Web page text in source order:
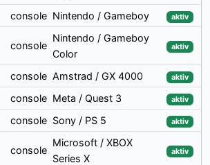
console Nintendo / Gameboy aktiv
console
Nintendo / Gameboy
Color
aktiv
console Amstrad / GX 4000 aktiv
console Meta / Quest 3 aktiv
console Sony / PS 5 aktiv
console
Microsoft / XBOX
Series X
aktiv